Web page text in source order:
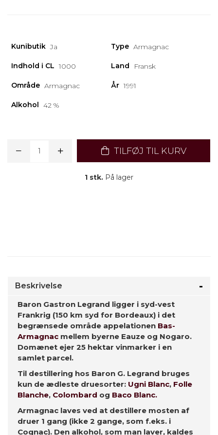
Kunibutik Ja Type Armagnac
Indhold i CL 1000 Land Fransk
Område Armagnac År 1991
Alkohol 42 %
TILFØJ TIL KURV
1 stk. På lager
Beskrivelse
Baron Gastron Legrand ligger i syd-vest
Frankrig (150 km syd for Bordeaux) i det
begrænsede område appelationen Bas-
Armagnac mellem byerne Eauze og Nogaro.
Domænet ejer 25 hektar vinmarker i en
samlet parcel.
Til destillering hos Baron G. Legrand bruges
kun de ædleste druesorter: Ugni Blanc, Folle
Blanche, Colombard og Baco Blanc.
Armagnac laves ved at destillere mosten af
druer 1 gang (ikke 2 gange, som f.eks. i
Cognac). Den alkohol, som man laver, kaldes